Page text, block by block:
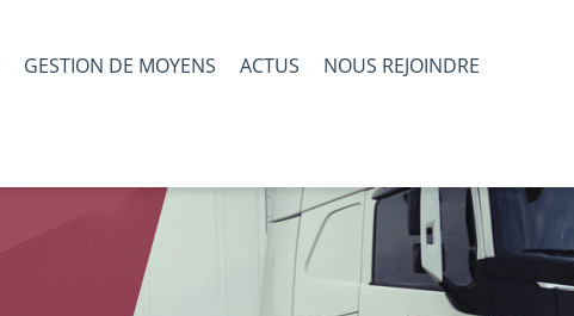
GESTION DE MOYENS ACTUS NOUS REJOINDRE